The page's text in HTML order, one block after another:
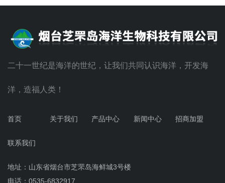
二十一世纪是海洋的世纪，让我们共同认识海洋，开发海
洋，造福人类！
首页 关于我们 产品中心 新闻中心 招商加盟
联系我们
地址：山东省烟台市芝罘岛海鲜城3号楼
电话：0535-6832917